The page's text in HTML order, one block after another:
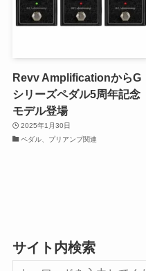
Revv AmplificationからG
シリーズペダル5周年記念
モデル登場
2025年1月30日
ペダル、プリアンプ関連
サイト内検索